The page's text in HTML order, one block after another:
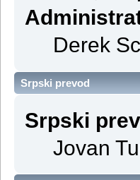
Derek
Srpski prevod
Srpski
Jovan